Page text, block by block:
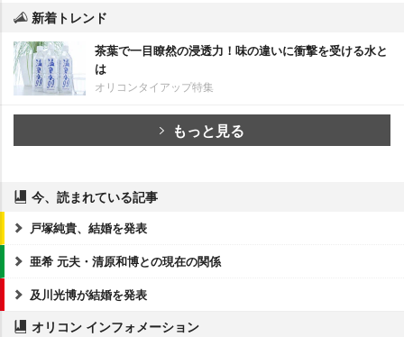
新着トレンド
茶葉で一目瞭然の浸透力！味の違いに衝撃を受ける水と
は
オリコンタイアップ特集
もっと見る
今、読まれている記事
戸塚純貴、結婚を発表
亜希 元夫・清原和博との現在の関係
及川光博が結婚を発表
オリコン インフォメーション